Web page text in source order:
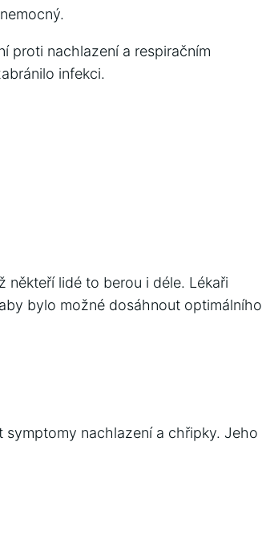
proti nachlazení a respiračním
infekci.
lidé to berou i déle. Lékaři
bylo možné dosáhnout optimálního
symptomy nachlazení a chřipky. Jeho